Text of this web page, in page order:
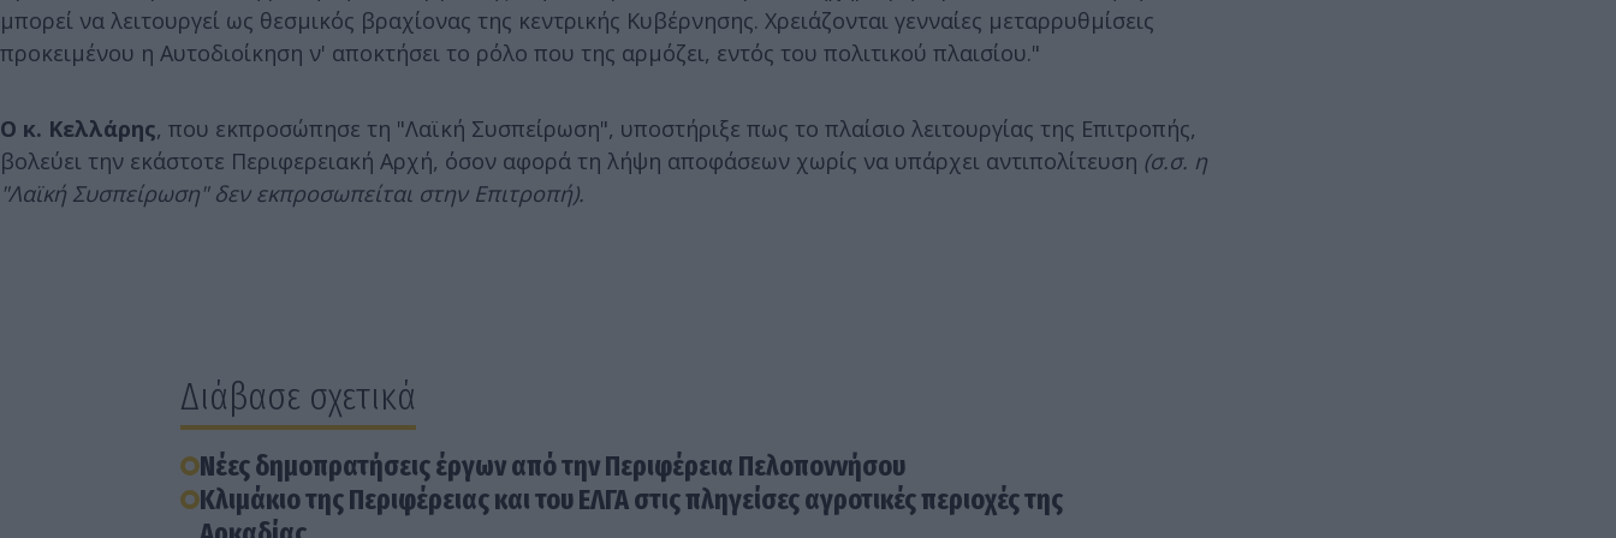
μπορεί να λειτουργεί ως θεσμικός βραχίονας της κεντρικής Κυβέρνησης. Χρειάζονται γενναίες μεταρρυθμίσεις
προκειμένου η Αυτοδιοίκηση ν' αποκτήσει το ρόλο που της αρμόζει, εντός του πολιτικού πλαισίου."
Ο κ. Κελλάρης, που εκπροσώπησε τη "Λαϊκή Συσπείρωση", υποστήριξε πως το πλαίσιο λειτουργίας της Επιτροπής,
βολεύει την εκάστοτε Περιφερειακή Αρχή, όσον αφορά τη λήψη αποφάσεων χωρίς να υπάρχει αντιπολίτευση (σ.σ. η
"Λαϊκή Συσπείρωση" δεν εκπροσωπείται στην Επιτροπή).
Διάβασε σχετικά
Νέες δημοπρατήσεις έργων από την Περιφέρεια Πελοποννήσου
Κλιμάκιο της Περιφέρειας και του ΕΛΓΑ στις πληγείσες αγροτικές περιοχές της